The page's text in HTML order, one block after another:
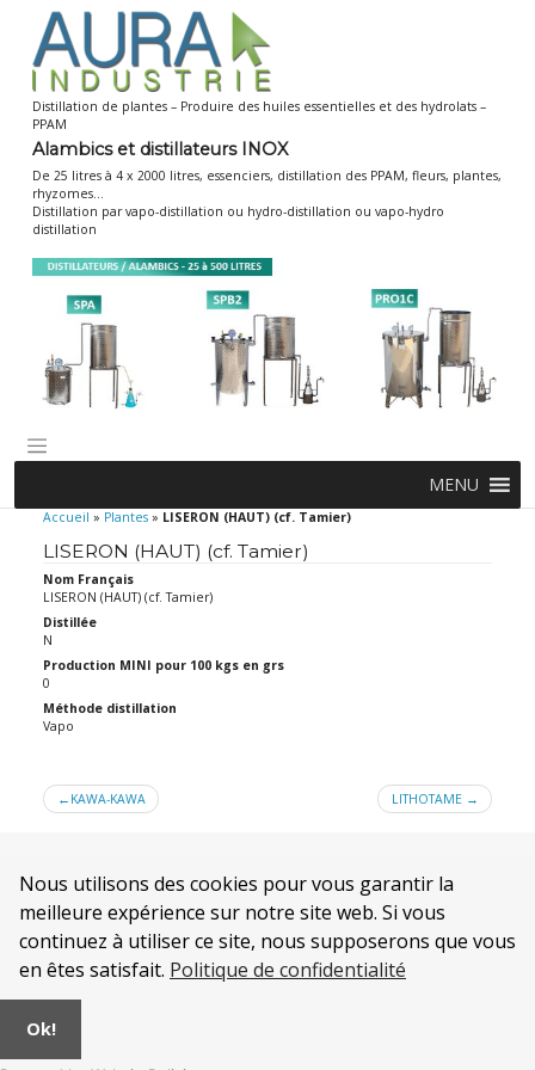
Nous utilisons des cookies pour vous garantir la
meilleure expérience sur notre site web. Si vous
continuez à utiliser ce site, nous supposerons que vous
en êtes satisfait. Politique de confidentialité
Ok!
content
Distillation de plantes – Produire des huiles essentielles et des hydrolats –
PPAM
Alambics et distillateurs INOX
De 25 litres à 4 x 2000 litres, essenciers, distillation des PPAM, fleurs, plantes,
rhyzomes…
Distillation par vapo-distillation ou hydro-distillation ou vapo-hydro
distillation
MENU
Accueil » Plantes » LISERON (HAUT) (cf. Tamier)
LISERON (HAUT) (cf. Tamier)
Nom Français
LISERON (HAUT) (cf. Tamier)
Distillée
N
Production MINI pour 100 kgs en grs
0
Méthode distillation
Vapo
Navigation
KAWA-KAWA LITHOTAME